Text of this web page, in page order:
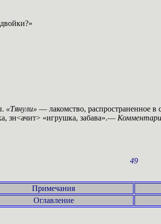
«Тянули» — лакомство, распространенное в
зн<ачит> «игрушка, забава».—
49
Примечания
Оглавление